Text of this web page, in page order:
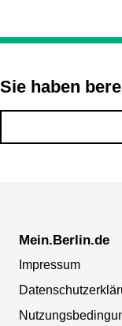
Sie haben
Mein.Berlin.de
Impressum